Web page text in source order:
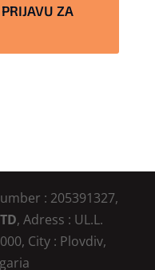
ZA
: 205391327,
, Adress : UL.L.
City : Plovdiv,